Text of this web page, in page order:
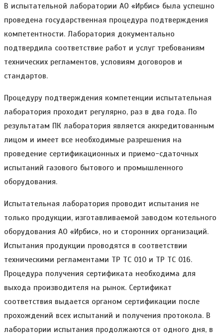
В испытательной лаборатории АО «Ирбис» была успешно
проведена государственная процедура подтверждения
компетентности. Лаборатория документально
подтвердила соответствие работ и услуг требованиям
технических регламентов, условиям договоров и
стандартов.
Процедуру подтверждения компетенции испытательная
лаборатория проходит регулярно, раз в два года. По
результатам ПК лаборатория является аккредитованным
лицом и имеет все необходимые разрешения на
проведение сертификационных и приемо-сдаточных
испытаний газового бытового и промышленного
оборудования.
Испытательная лаборатория проводит испытания не
только продукции, изготавливаемой заводом котельного
оборудования АО «Ирбис», но и сторонних организаций.
Испытания продукции проводятся в соответствии
техническими регламентами ТР ТС 010 и ТР ТС 016.
Процедура получения сертификата необходима для
выхода производителя на рынок. Сертификат
соответствия выдается органом сертификации после
прохождений всех испытаний и получения протокола. В
лаборатории испытания продолжаются от одного дня, в